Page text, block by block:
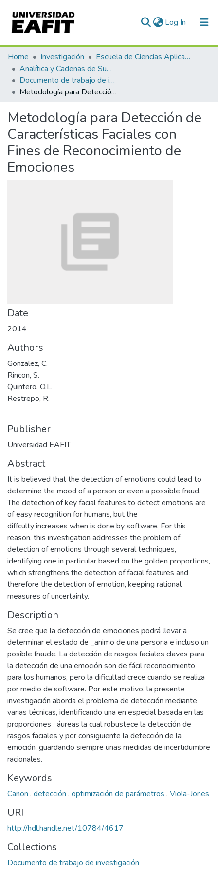
Log In (current)
Communities & Collections
All of DSpace
Statistics
Home Investigación
Escuela de Ciencias Aplicadas e Ingeniería
Analítica y Cadenas de Suministro
Documento de trabajo de investigación
Metodología para Detección de Características Faciales con Fines de Reconocimiento de Emociones
Metodología para Detección de
Características Faciales con
Fines de Reconocimiento de
Emociones
Date
2014
Authors
Gonzalez, C.
Rincon, S.
Quintero, O.L.
Restrepo, R.
Publisher
Universidad EAFIT
Abstract
It is believed that the detection of emotions could lead to
determine the mood of a person or even a possible fraud.
The detection of key facial features to detect emotions are
of easy recognition for humans, but the
diffculty increases when is done by software. For this
reason, this investigation addresses the problem of
detection of emotions through several techniques,
identifying one in particular based on the golden proportions,
which strengthens the detection of facial features and
therefore the detection of emotion, keeping rational
measures of uncertainty.
Description
Se cree que la detección de emociones podrá llevar a
determinar el estado de _animo de una persona e incluso un
posible fraude. La detección de rasgos faciales claves para
la detección de una emoción son de fácil reconocimiento
para los humanos, pero la dificultad crece cuando se realiza
por medio de software. Por este motivo, la presente
investigación aborda el problema de detección mediante
varias técnicas, identificando una en especial basada en las
proporciones _áureas la cual robustece la detección de
rasgos faciales y por consiguiente la detección de la
emoción; guardando siempre unas medidas de incertidumbre
racionales.
Keywords
Canon , detección , optimización de parámetros , Viola-Jones
URI
http://hdl.handle.net/10784/4617
Collections
Documento de trabajo de investigación